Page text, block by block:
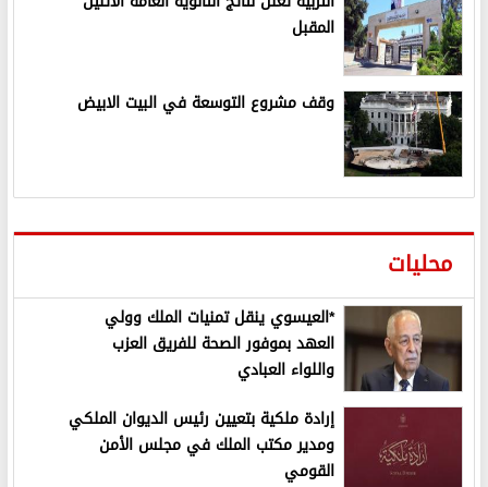
المقبل
وقف مشروع التوسعة في البيت الابيض
محليات
*العيسوي ينقل تمنيات الملك وولي
العهد بموفور الصحة للفريق العزب
واللواء العبادي
إرادة ملكية بتعيين رئيس الديوان الملكي
ومدير مكتب الملك في مجلس الأمن
القومي